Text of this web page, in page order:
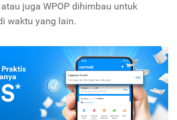
juga WPOP dihimbau untuk
waktu yang lain.